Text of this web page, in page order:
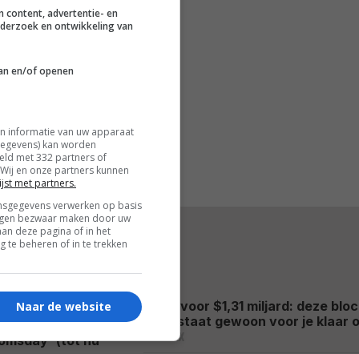
outfits: hoveel
acteurs
van
(tot nu
Goed voor $1,31 miljard: deze
2018 staat gewoon voor je klaar
NETFLIX
content, advertentie- en
en ontwikkeling van
en/of openen
informatie van uw apparaat
kan worden
met 332 partners of
en onze partners kunnen
met partners.
verwerken op basis
bezwaar maken door uw
deze pagina of in het
te beheren of in te trekken
Naar de website